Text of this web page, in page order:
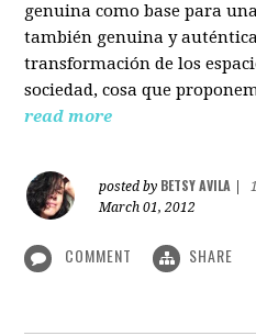
genuina como base para
también genuina y
transformación de los
sociedad, cosa que
read more
posted by BETSY AVILA
March 01, 2012
COMMENT SHARE